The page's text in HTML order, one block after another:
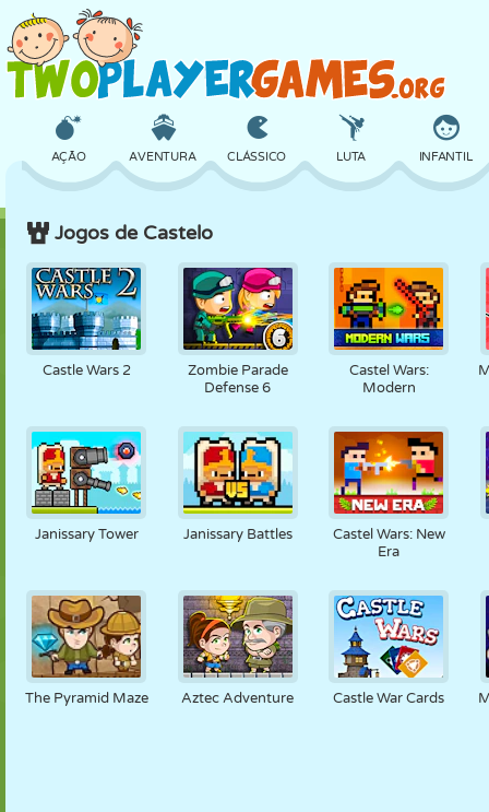
AÇÃO AVENTURA CLÁSSICO LUTA INFANTIL
CASTELO XADREZ CRAZY DEFESA DINOSSAURO
MENINAS PULAR MATEMÁTICA LABIRINTO
FANTOCHE
QUEBRA-
CABEÇA
REAÇÃO RETRÔ ROBÔ
ESTRATÉGIA ACROBACIA TANQUE TÊNIS
JOGO DA
Jogos de Castelo
Castle Wars 2
Zombie Parade
Defense 6
Castel Wars:
Modern
Janissary Tower Janissary Battles
Castel Wars: New
Era
The Pyramid Maze Aztec Adventure Castle War Cards